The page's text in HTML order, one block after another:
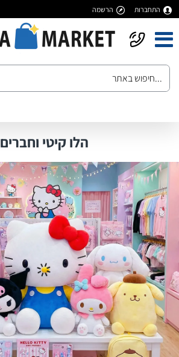
התחברות הרשמה
הלו קיטי וחברים